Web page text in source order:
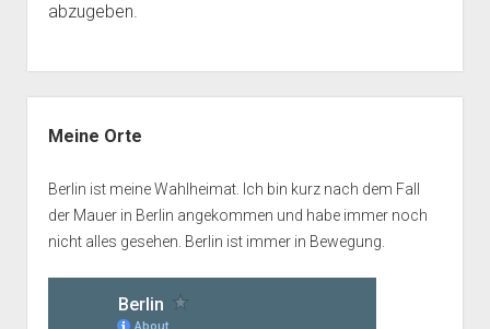
abzugeben.
Meine Orte
Berlin ist meine Wahlheimat. Ich bin kurz nach dem Fall
der Mauer in Berlin angekommen und habe immer noch
nicht alles gesehen. Berlin ist immer in Bewegung.